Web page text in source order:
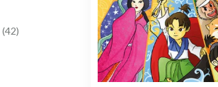
(42)